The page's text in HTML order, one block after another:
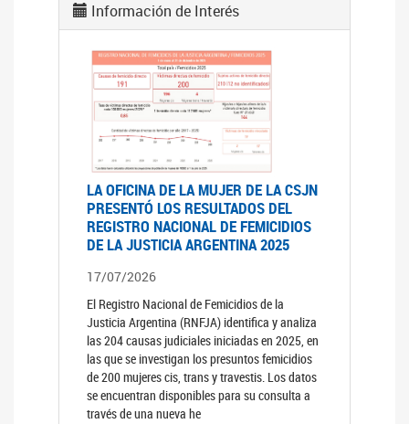
Información de Interés
LA OFICINA DE LA MUJER DE LA CSJN
PRESENTÓ LOS RESULTADOS DEL
REGISTRO NACIONAL DE FEMICIDIOS
DE LA JUSTICIA ARGENTINA 2025
17/07/2026
El Registro Nacional de Femicidios de la
Justicia Argentina (RNFJA) identifica y analiza
las 204 causas judiciales iniciadas en 2025, en
las que se investigan los presuntos femicidios
de 200 mujeres cis, trans y travestis. Los datos
se encuentran disponibles para su consulta a
través de una nueva he